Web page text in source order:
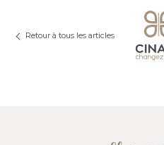
Retour à tous les articles